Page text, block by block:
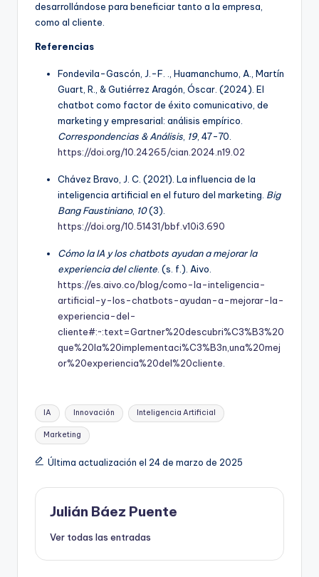
desarrollándose para beneficiar tanto a la empresa,
como al cliente.
Referencias
Fondevila-Gascón, J.-F. ., Huamanchumo, A., Martín
Guart, R., & Gutiérrez Aragón, Óscar. (2024). El
chatbot como factor de éxito comunicativo, de
marketing y empresarial: análisis empírico.
Correspondencias & Análisis, 19, 47-70.
https://doi.org/10.24265/cian.2024.n19.02
Chávez Bravo, J. C. (2021). La influencia de la
inteligencia artificial en el futuro del marketing. Big
Bang Faustiniano, 10(3).
https://doi.org/10.51431/bbf.v10i3.690
Cómo la IA y los chatbots ayudan a mejorar la
experiencia del cliente. (s. f.). Aivo.
https://es.aivo.co/blog/como-la-inteligencia-
artificial-y-los-chatbots-ayudan-a-mejorar-la-
experiencia-del-
cliente#:~:text=Gartner%20descubri%C3%B3%20
que%20la%20implementaci%C3%B3n,una%20mej
or%20experiencia%20del%20cliente.
Etiquetas:
IA Innovación Inteligencia Artificial
Marketing
Última actualización el 24 de marzo de 2025
Julián Báez Puente
Ver todas las entradas